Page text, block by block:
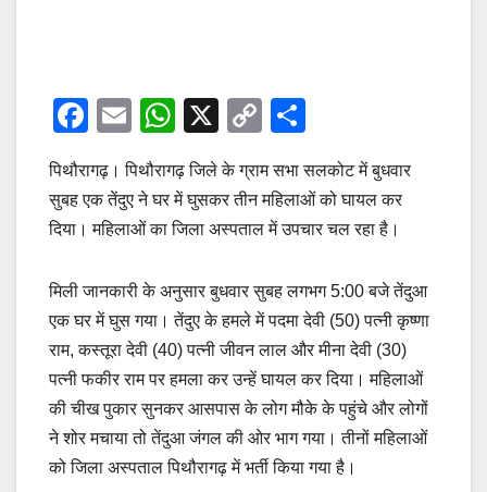
F
c
e
o
o
k
E
m
ail
W
at
s
p
p
X
C
p
y
n
k
ar
e
पिथौरागढ़। पिथौरागढ़ जिले के ग्राम सभा सलकोट में बुधवार
सुबह एक तेंदुए ने घर में घुसकर तीन महिलाओं को घायल कर
दिया। महिलाओं का जिला अस्पताल में उपचार चल रहा है।
मिली जानकारी के अनुसार बुधवार सुबह लगभग 5:00 बजे तेंदुआ
एक घर में घुस गया। तेंदुए के हमले में पदमा देवी (50) पत्नी कृष्णा
राम, कस्तूरा देवी (40) पत्नी जीवन लाल और मीना देवी (30)
पत्नी फकीर राम पर हमला कर उन्हें घायल कर दिया। महिलाओं
की चीख पुकार सुनकर आसपास के लोग मौके के पहुंचे और लोगों
ने शोर मचाया तो तेंदुआ जंगल की ओर भाग गया। तीनों महिलाओं
को जिला अस्पताल पिथौरागढ़ में भर्ती किया गया है।